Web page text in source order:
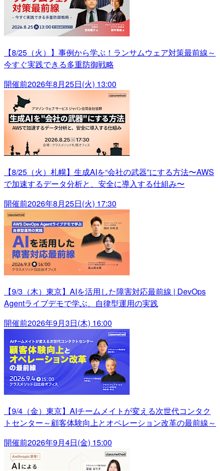
【8/25（火）】事例から学ぶ！ランサムウェア対策最前線～
今すぐ実践できる多重防御戦略
開催前2026年8月25日(火) 13:00
【8/25（火）札幌】生成AIを“会社の武器”にする方法〜AWS
で加速するデータ分析と、安全に導入する仕組み〜
開催前2026年8月25日(火) 17:30
【9/3（木）東京】AIを活用した障害対応最前線 | DevOps
Agentライブデモで学ぶ、自律型運用の実践
開催前2026年9月3日(木) 16:00
【9/4（金）東京】AIチームメイトが変える次世代コンタク
トセンター～顧客体験向上とオペレーション改革の最前線～
開催前2026年9月4日(金) 15:00